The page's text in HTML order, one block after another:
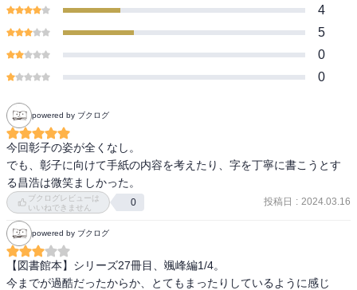
4
5
0
0
powered by ブクログ
今回彰子の姿が全くなし。
でも、彰子に向けて手紙の内容を考えたり、字を丁寧に書こうとす
る昌浩は微笑ましかった。
ブクログレビューは
いいねできません
0 投稿日 : 2024.03.16
powered by ブクログ
【図書館本】シリーズ27冊目、颯峰編1/4。
今までが過酷だったからか、とてもまったりしているように感じ